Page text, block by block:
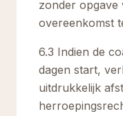
zonder opgave
overeenkomst
6.3 Indien de
dagen start,
uitdrukkelijk